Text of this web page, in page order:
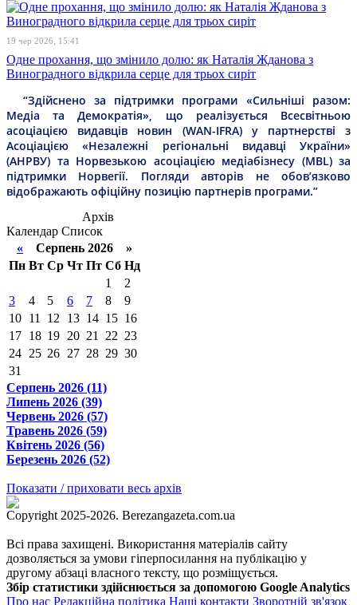
19 чер 2026, 15:41
Одне прохання, що змінило долю: як Наталія Жданова з
Виноградного відкрила серце для трьох сиріт
“Здійснено за підтримки програми «Сильніші разом:
Медіа та Демократія», що реалізується Всесвітньою
асоціацією видавців новин (WAN-IFRA) у партнерстві з
Асоціацією «Незалежні регіональні видавці України»
(АНРВУ) та Норвезькою асоціацією медіабізнесу (MBL) за
підтримки Норвегії. Погляди авторів не обов’язково
відображають офіційну позицію партнерів програми.”
Архів
Календар Список
« Серпень 2026 »
Пн Вт Ср Чт Пт Сб Нд
1
2
3
4 5 6 7 8
9
10 11 12 13 14 15 16
17 18 19 20 21 22 23
24 25 26 27 28 29 30
31
Серпень 2026 (11)
Липень 2026 (39)
Червень 2026 (57)
Травень 2026 (59)
Квітень 2026 (56)
Березень 2026 (52)
Показати / приховати весь архів
Copyright 2025-2026. Berezangazeta.com.ua
Всі права захищені. Використання матеріалів сайту
дозволяється за умови гіперпосилання на публікацію у
другому абзаці власного тексту, що розміщується.
Збір статистики здійснюється за допомогою Google Analytics
Про нас Редакційна політика Наші контакти Зворотній зв'язок